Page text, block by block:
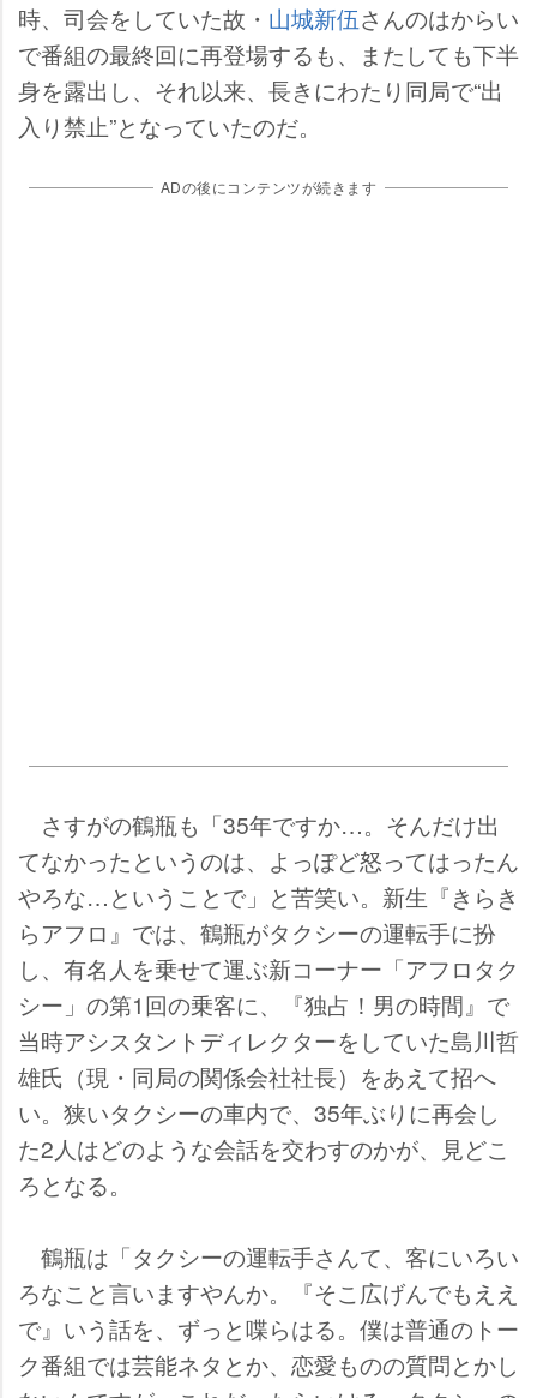
時、司会をしていた故・ 山城新伍さんのはからい
で番組の最終回に再登場するも、またしても下半
身を露出し、それ以来、長きにわたり同局で“出
入り禁止”となっていたのだ。
ADの後にコンテンツが続きます
さすがの鶴瓶も「35年ですか…。そんだけ出
てなかったというのは、よっぽど怒ってはったん
ろな…ということで」と苦笑い。新生『きらき
らアフロ』では、鶴瓶がタクシーの運転手に扮
し、有名人を乗せて運ぶ新コーナー「アフロタク
シー」の第1回の乗客に、『独占！男の時間』で
当時アシスタントディレクターをしていた島川哲
雄氏（現・同局の関係会社社長）をあえて招へ
い。狭いタクシーの車内で、35年ぶりに再会し
た2人はどのような会話を交わすのかが、見どこ
ろとなる。
鶴瓶は「タクシーの運転手さんて、客にいろい
ろなこと言いますやんか。『そこ広げんでもええ
で』いう話を、ずっと喋らはる。僕は普通のトー
ク番組では芸能ネタとか、恋愛ものの質問とかし